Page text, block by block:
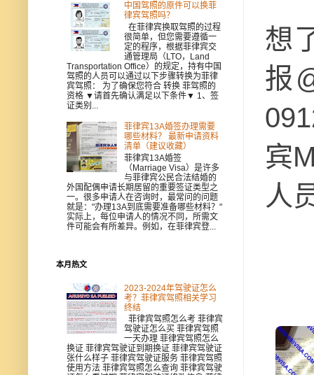
想
报
宾
人
中国驾照的原件可以换菲
律宾驾照吗？
在菲律宾换取驾照的过程
很简单，但您需要遵循一
定的程序，根据菲律宾交
通管理局（LTO，Land
Transportation Office）的规定，持有中国
驾照的人员可以通过以下步骤转换为菲律
宾驾照： 为了确保您符合 转换 菲驾照的
资格 ▼请首先确认满足以下条件▼ 1、签
证类别...
菲律宾13A婚签办理需要
哪些材料？ 最新申请资料
清单（建议收藏）
菲律宾13A婚签
（Marriage Visa）是许多
与菲律宾公民合法结婚的
外国配偶申请长期居留的重要签证类型之
一。很多申请人在咨询时，最常问的问题
就是："办理13A到底需要准备哪些材料？"
实际上，每位申请人的情况不同，所需文
件可能会有所差异。例如，在菲律宾登...
本月热文
2023-2024年驾驶证怎么
考？菲律宾驾照相关学习
终结
菲律宾驾照怎么考 菲律宾
驾驶证怎么买 菲律宾驾照
一天办理 菲律宾驾照怎么
换证 菲律宾驾驶证到期换证 菲律宾驾驶证
张什么样子 菲律宾驾驶证服务 菲律宾驾照
使用方法 菲律宾驾照怎么查询 菲律宾驾驶